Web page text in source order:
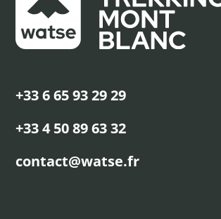
+33 6 65 93 29 29
+33 4 50 89 63 32
contact@watse.fr